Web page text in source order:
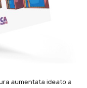
aumentata ideato a